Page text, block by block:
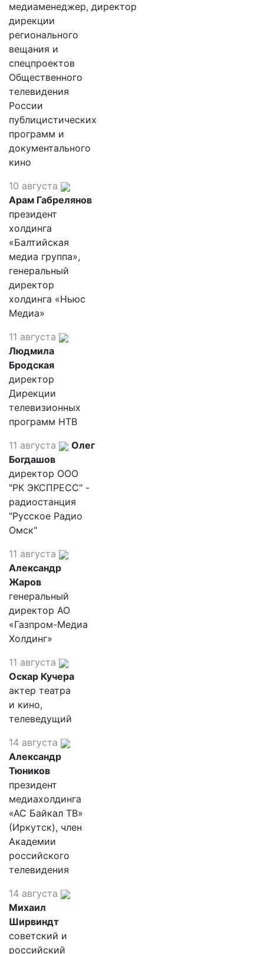
медиаменеджер, директор
дирекции
регионального
вещания и
спецпроектов
Общественного
телевидения
России
публицистических
программ и
документального
кино
10 августа
Арам Габрелянов
президент
холдинга
«Балтийская
медиа группа»,
генеральный
директор
холдинга «Ньюс
Медиа»
11 августа
Людмила
Бродская
директор
Дирекции
телевизионных
программ НТВ
11 августа
Олег
Богдашов
директор ООО
"РК ЭКСПРЕСС" -
радиостанция
"Русское Радио
Омск"
11 августа
Александр
Жаров
генеральный
директор АО
«Газпром-Медиа
Холдинг»
11 августа
Оскар Кучера
актер театра
и кино,
телеведущий
14 августа
Александр
Тюников
президент
медиахолдинга
«АС Байкал ТВ»
(Иркутск), член
Академии
российского
телевидения
14 августа
Михаил
Ширвиндт
советский и
российский